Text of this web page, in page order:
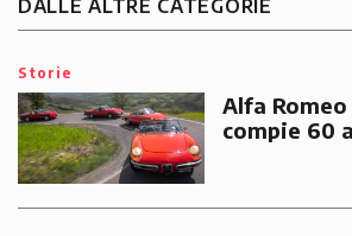
DALLE ALTRE CATEGORIE
Storie
Alfa
compie 60